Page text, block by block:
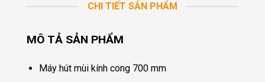
CHI TIẾT SẢN PHẨM
MÔ TẢ SẢN PHẨM
Máy hút mùi kính cong 700 mm